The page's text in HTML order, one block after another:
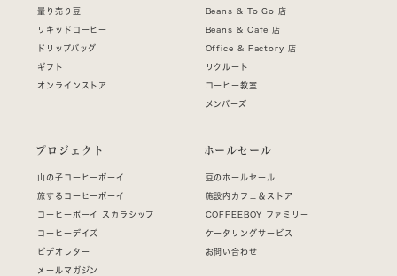
量り売り豆
リキッドコーヒー
ドリップバッグ
ギフト
オンラインストア
Beans & To Go 店
Beans & Cafe 店
Office & Factory 店
リクルート
コーヒー教室
メンバーズ
プロジェクト
山の子コーヒーボーイ
旅するコーヒーボーイ
コーヒーボーイ スカラシップ
コーヒーデイズ
ビデオレター
メールマガジン
ホールセール
豆のホールセール
施設内カフェ＆ストア
COFFEEBOY ファミリー
ケータリングサービス
お問い合わせ